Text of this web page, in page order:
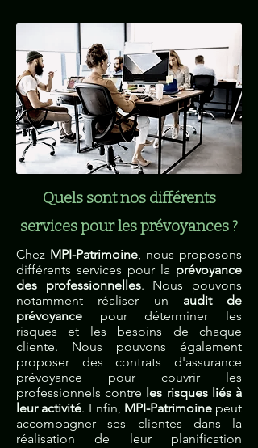
Quels sont nos différents
services pour les prévoyances ?
Chez MPI-Patrimoine, nous proposons
différents services pour la prévoyance
des professionnelles. Nous pouvons
notamment réaliser un audit de
prévoyance pour déterminer les
risques et les besoins de chaque
cliente. Nous pouvons également
proposer des contrats d'assurance
prévoyance pour couvrir les
professionnels contre les risques liés à
leur activité. Enfin, MPI-Patrimoinepeut
accompagner ses clientes dans la
réalisation de leur planification